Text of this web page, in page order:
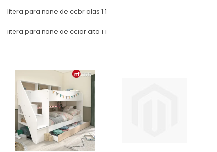
litera para none de cobr alas 1 1
litera para none de color alto 1 1